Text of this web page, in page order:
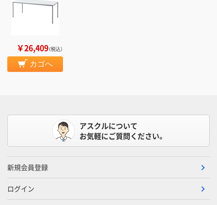
￥26,409（税込）
カゴへ
アスクルについて
お気軽にご質問ください。
新規会員登録
ログイン